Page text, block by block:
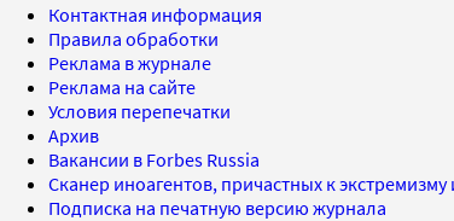
Контактная информация
Правила обработки
Реклама в журнале
Реклама на сайте
Условия перепечатки
Архив
Вакансии в Forbes Russia
Сканер иноагентов, причастных к
Подписка на печатную версию журнала